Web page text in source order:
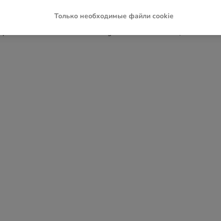
has occurred while loading
Только необходимые файли cookie